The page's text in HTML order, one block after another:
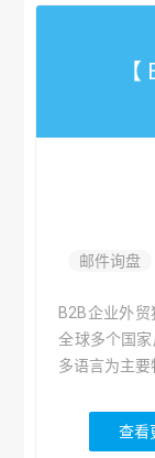
邮件询盘
B2B企业外
全球多个国
多语言为主要
查看